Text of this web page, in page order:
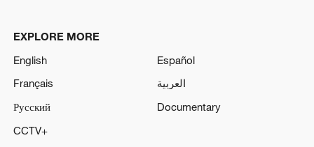
EXPLORE MORE
English
Español
Français
العربية
Русский
Documentary
CCTV+